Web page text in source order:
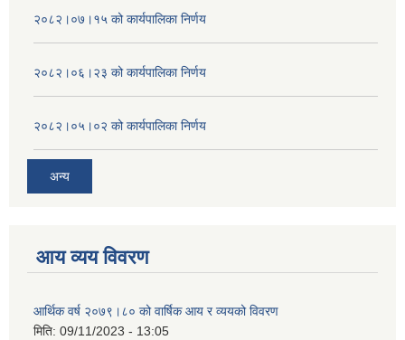
२०८२।०७।१५ को कार्यपालिका निर्णय
२०८२।०६।२३ को कार्यपालिका निर्णय
२०८२।०५।०२ को कार्यपालिका निर्णय
अन्य
आय व्यय विवरण
आर्थिक वर्ष २०७९।८० को वार्षिक आय र व्ययको विवरण
मिति: 09/11/2023 - 13:05